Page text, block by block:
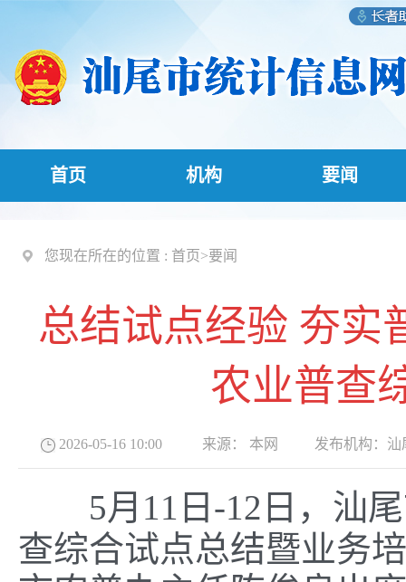
首页 机构 要闻
您现在所在的位置 : 首页>要闻
总结试点经验 夯
农业普查
2026-05-16 10:00 来源： 本网 发布机构： 汕
5月11日-12日，汕尾
查综合试点总结暨业务